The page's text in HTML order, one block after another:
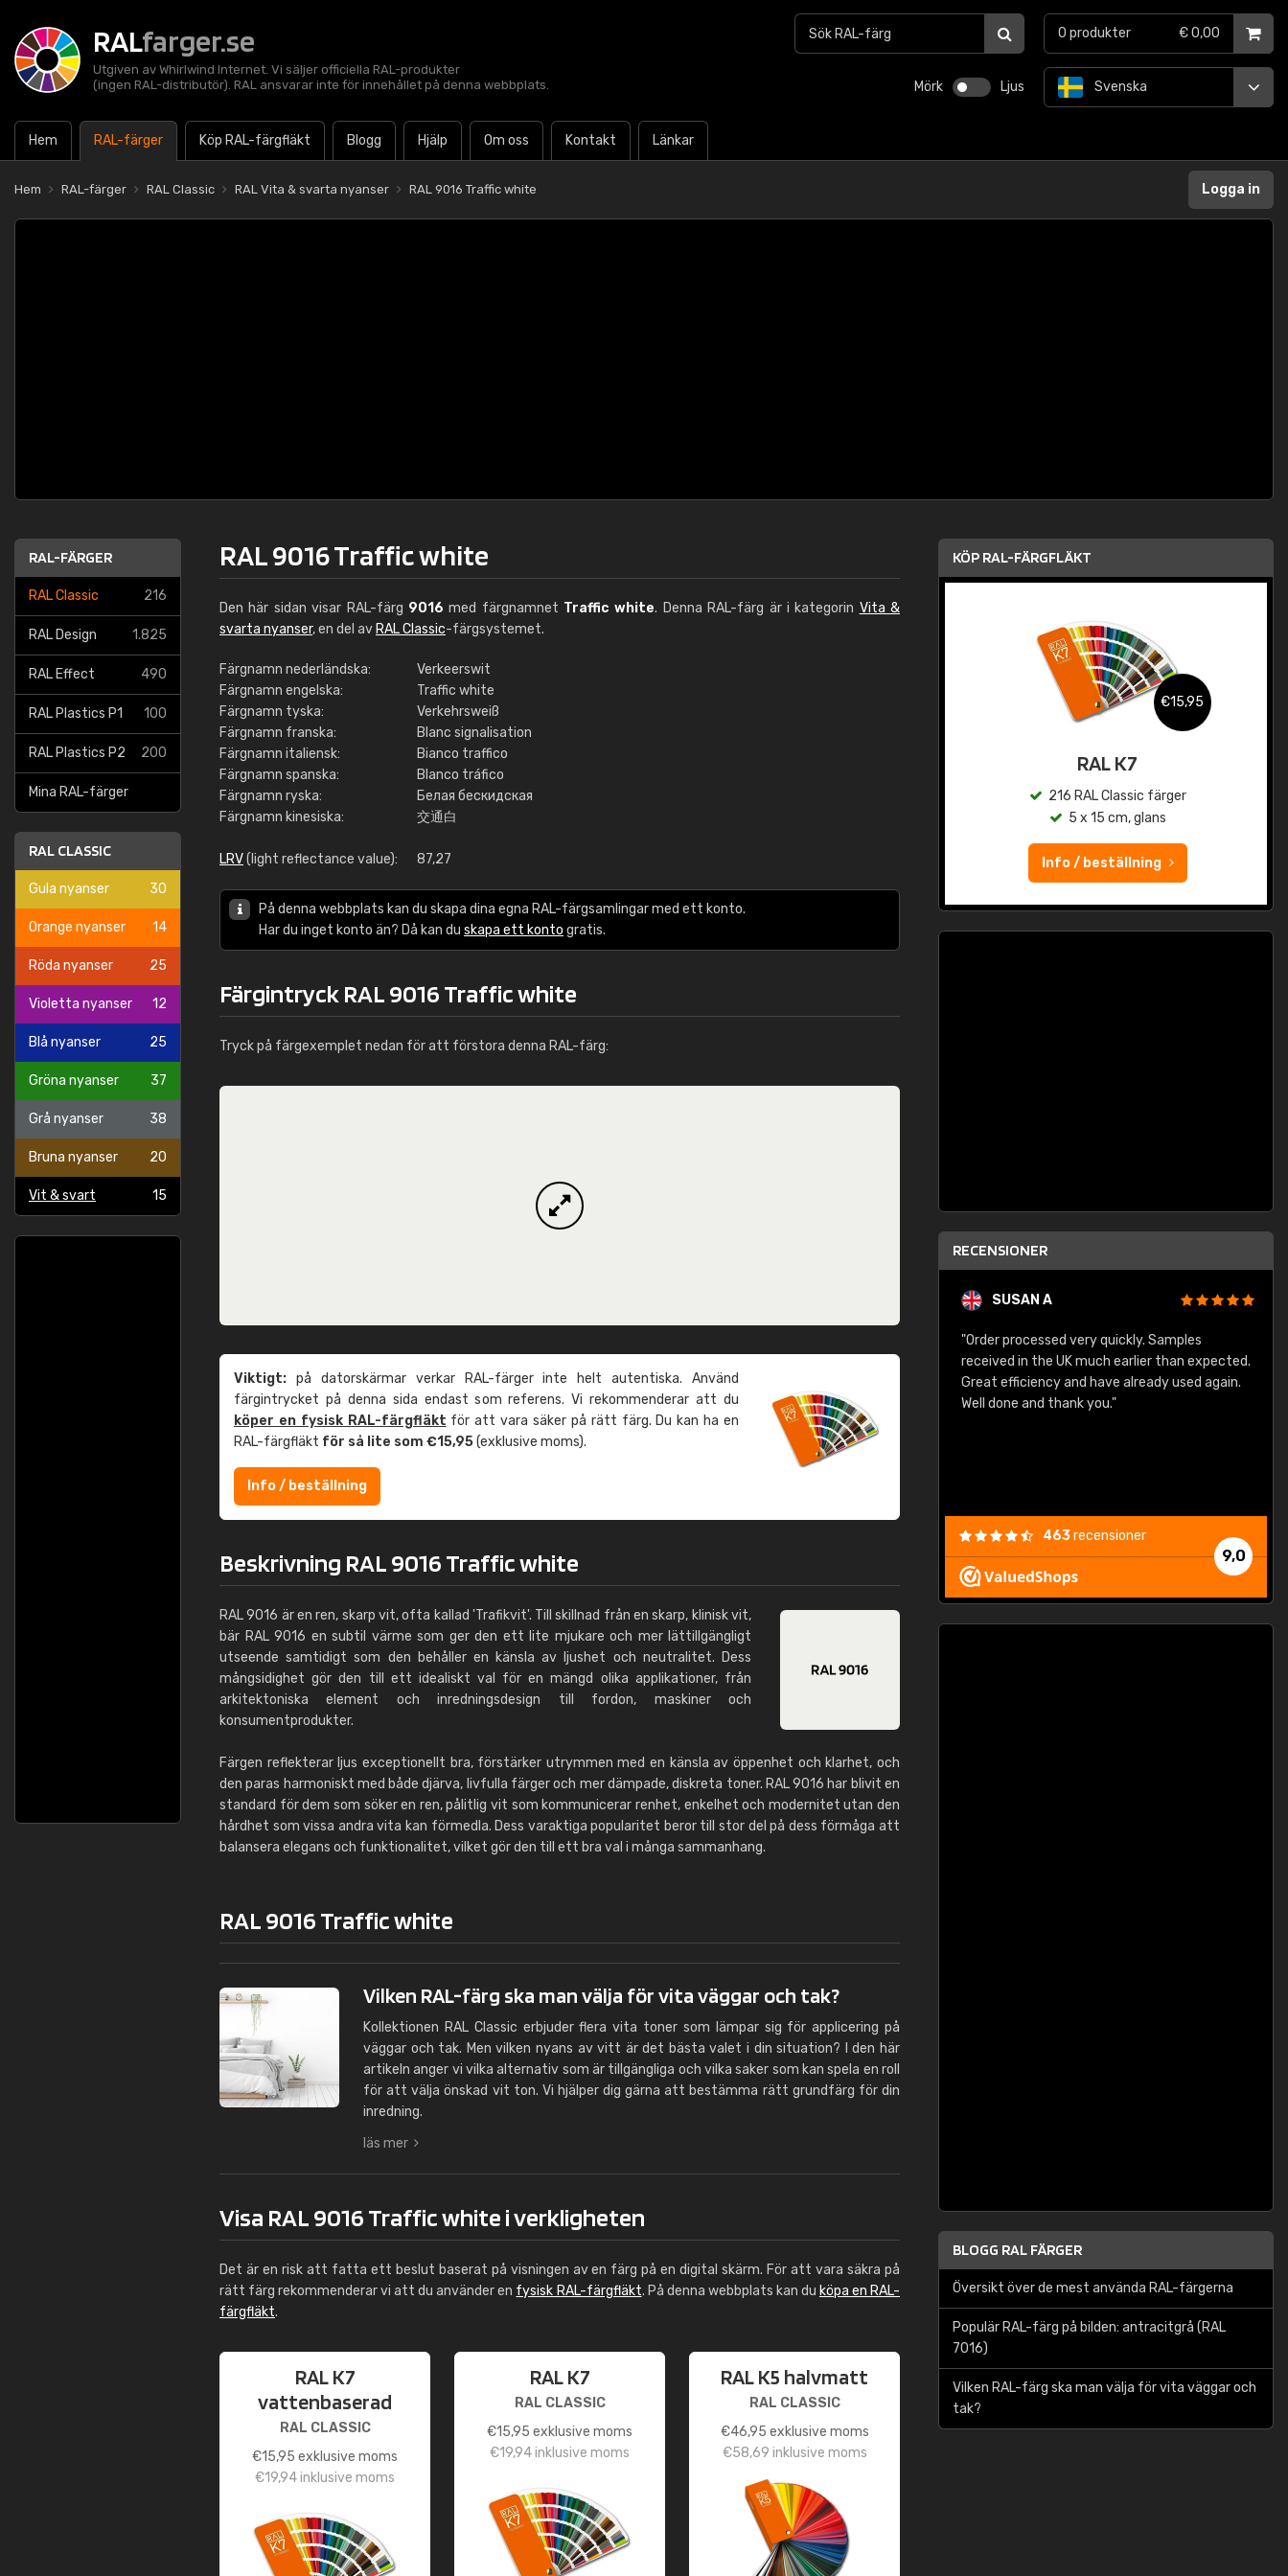
RALfarger.se
Utgiven av Whirlwind Internet. Vi säljer officiella RAL-produkter
(ingen RAL-distributör). RAL ansvarar inte för innehållet på denna webbplats.
Mörk Ljus
Hem RAL-färger Köp RAL-färgfläkt Blogg Hjälp Om oss Kontakt Länkar
Svenska
0 produkter € 0,00
Hem RAL-färger RAL Classic RAL Vita & svarta nyanser RAL 9016 Traffic white Logga in
RAL-FÄRGER
RAL Classic 216
RAL Design 1.825
RAL Effect 490
RAL Plastics P1 100
RAL Plastics P2 200
Mina RAL-färger
RAL CLASSIC
Gula nyanser 30
Orange nyanser 14
Röda nyanser 25
Violetta nyanser 12
Blå nyanser 25
Gröna nyanser 37
Grå nyanser 38
Bruna nyanser 20
Vit & svart 15
RAL 9016 Traffic white
Den här sidan visar RAL-färg 9016 med färgnamnet Traffic white. Denna RAL-färg är i kategorin Vita &
svarta nyanser, en del av RAL Classic-färgsystemet.
Färgnamn nederländska:
Verkeerswit
Färgnamn engelska:
Traffic white
Färgnamn tyska:
Verkehrsweiß
Färgnamn franska:
Blanc signalisation
Färgnamn italiensk:
Bianco traffico
Färgnamn spanska:
Blanco tráfico
Färgnamn ryska:
Белая бескидская
Färgnamn kinesiska:
交通白
LRV(light reflectance value): 87,27
På denna webbplats kan du skapa dina egna RAL-färgsamlingar med ett konto.
Har du inget konto än? Då kan du skapa ett konto gratis.
Färgintryck RAL 9016 Traffic white
Tryck på färgexemplet nedan för att förstora denna RAL-färg:
Viktigt: på datorskärmar verkar RAL-färger inte helt autentiska. Använd
färgintrycket på denna sida endast som referens. Vi rekommenderar att du
köper en fysisk RAL-färgfläkt för att vara säker på rätt färg. Du kan ha en
RAL-färgfläkt för så lite som €15,95(exklusive moms).
Info / beställning
Beskrivning RAL 9016 Traffic white
RAL 9016 är en ren, skarp vit, ofta kallad 'Trafikvit'. Till skillnad från en skarp, klinisk vit,
bär RAL 9016 en subtil värme som ger den ett lite mjukare och mer lättillgängligt
utseende samtidigt som den behåller en känsla av ljushet och neutralitet. Dess
mångsidighet gör den till ett idealiskt val för en mängd olika applikationer, från
arkitektoniska element och inredningsdesign till fordon, maskiner och
konsumentprodukter.
Färgen reflekterar ljus exceptionellt bra, förstärker utrymmen med en känsla av öppenhet och klarhet, och
den paras harmoniskt med både djärva, livfulla färger och mer dämpade, diskreta toner. RAL 9016 har blivit en
standard för dem som söker en ren, pålitlig vit som kommunicerar renhet, enkelhet och modernitet utan den
hårdhet som vissa andra vita kan förmedla. Dess varaktiga popularitet beror till stor del på dess förmåga att
balansera elegans och funktionalitet, vilket gör den till ett bra val i många sammanhang.
RAL 9016 Traffic white
Vilken RAL-färg ska man välja för vita väggar och tak?
Kollektionen RAL Classic erbjuder flera vita toner som lämpar sig för applicering på
väggar och tak. Men vilken nyans av vitt är det bästa valet i din situation? I den här
artikeln anger vi vilka alternativ som är tillgängliga och vilka saker som kan spela en roll
för att välja önskad vit ton. Vi hjälper dig gärna att bestämma rätt grundfärg för din
inredning.
läs mer
Visa RAL 9016 Traffic white i verkligheten
Det är en risk att fatta ett beslut baserat på visningen av en färg på en digital skärm. För att vara säkra på
rätt färg rekommenderar vi att du använder en fysisk RAL-färgfläkt. På denna webbplats kan du köpa en RAL-
färgfläkt.
RAL K7
vattenbaserad
RAL CLASSIC
€15,95 exklusive moms
€19,94inklusive moms
RAL K7
RAL CLASSIC
€15,95 exklusive moms
€19,94inklusive moms
RAL K5 halvmatt
RAL CLASSIC
€46,95 exklusive moms
€58,69 inklusive moms
KÖP RAL-FÄRGFLÄKT
€15,95
RAL K7
216 RAL Classic färger
5 x 15 cm, glans
Info / beställning
RECENSIONER
SUSAN A
"Order processed very quickly. Samples
received in the UK much earlier than expected.
Great efficiency and have already used again.
Well done and thank you."
9,0
463recensioner
BLOGG RAL FÄRGER
Översikt över de mest använda RAL-färgerna
Populär RAL-färg på bilden: antracitgrå (RAL
7016)
Vilken RAL-färg ska man välja för vita väggar och
tak?